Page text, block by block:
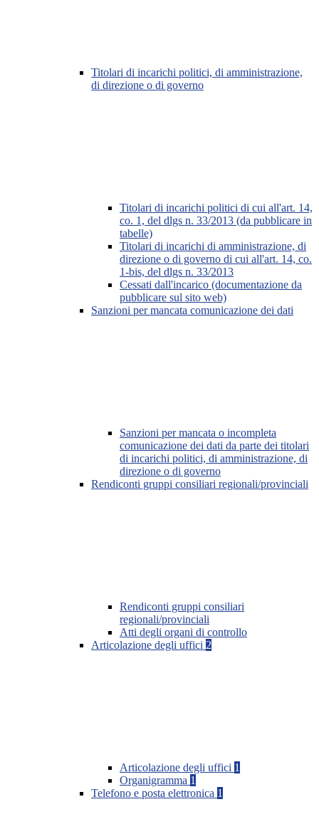
Titolari di incarichi politici, di amministrazione,
di direzione o di governo
Titolari di incarichi politici di cui all'art. 14,
co. 1, del dlgs n. 33/2013 (da pubblicare in
tabelle)
Titolari di incarichi di amministrazione, di
direzione o di governo di cui all'art. 14, co.
1-bis, del dlgs n. 33/2013
Cessati dall'incarico (documentazione da
pubblicare sul sito web)
Sanzioni per mancata comunicazione dei dati
Sanzioni per mancata o incompleta
comunicazione dei dati da parte dei titolari
di incarichi politici, di amministrazione, di
direzione o di governo
Rendiconti gruppi consiliari regionali/provinciali
Rendiconti gruppi consiliari
regionali/provinciali
Atti degli organi di controllo
Articolazione degli uffici 2
Articolazione degli uffici 1
Organigramma 1
Telefono e posta elettronica 1